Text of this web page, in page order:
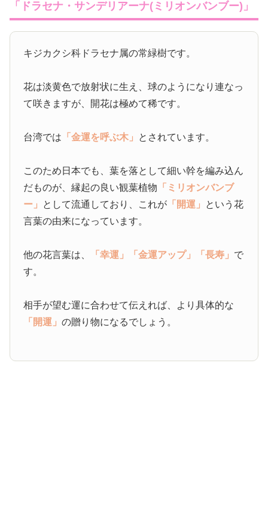
「ドラセナ・サンデリアーナ(ミリオンバンブー)」
キジカクシ科ドラセナ属の常緑樹です。
花は淡黄色で放射状に生え、球のようになり連なっ
て咲きますが、開花は極めて稀です。
台湾では 「金運を呼ぶ木」 とされています。
このため日本でも、葉を落として細い幹を編み込ん
だものが、縁起の良い観葉植物 「ミリオンバンブ
ー」 として流通しており、これが 「開運」 という花
言葉の由来になっています。
他の花言葉は、 「幸運」 「金運アップ」 「長寿」 で
す。
相手が望む運に合わせて伝えれば、より具体的な
「開運」の贈り物になるでしょう。